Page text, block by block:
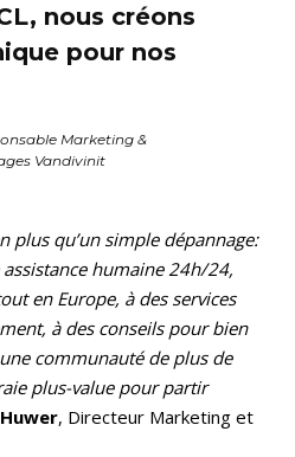
nous créons
pour nos
Marketing &
Vandivinit
plus qu’un simple dépannage:
assistance humaine 24h/24,
en Europe, à des services
à des conseils pour bien
communauté de plus de
plus-value pour partir
, Directeur Marketing et